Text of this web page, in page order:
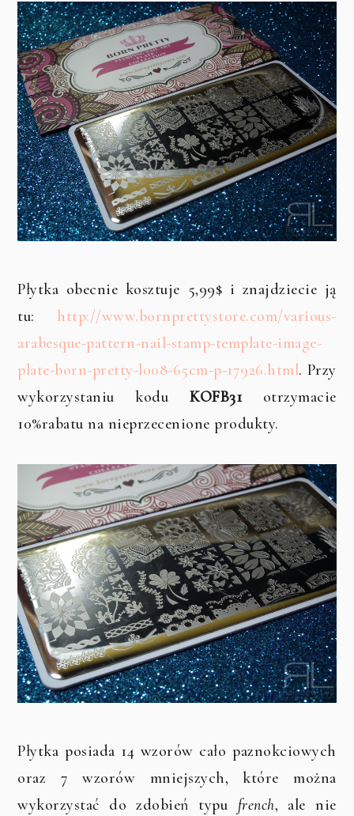
Płytka obecnie kosztuje 5,99$ i znajdziecie ją
tu: http://www.bornprettystore.com/various-
arabesque-pattern-nail-stamp-template-image-
plate-born-pretty-l008-65cm-p-17926.html. Przy
wykorzystaniu koduKOFB31 otrzymacie
10%rabatu na nieprzecenione produkty.
Płytka posiada 14 wzorów cało paznokciowych
oraz 7 wzorów mniejszych, które można
wykorzystać do zdobień typu french, ale nie